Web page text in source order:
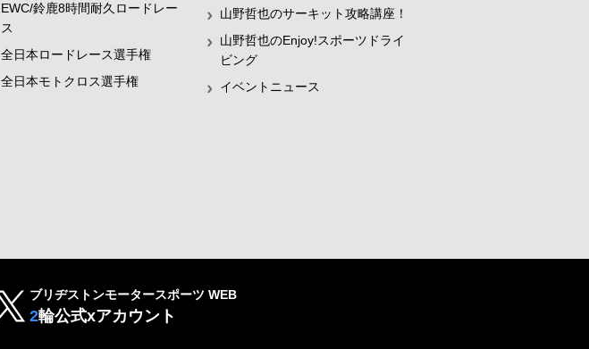
EWC/鈴鹿8時間耐久ロードレー
ス
全日本ロードレース選手権
全日本モトクロス選手権
山野哲也のサーキット攻略講座！
山野哲也のEnjoy!スポーツドライ
ビング
イベントニュース
ブリヂストンモータースポーツ WEB
2輪公式xアカウント